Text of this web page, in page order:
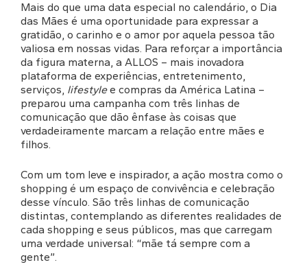
Mais do que uma data especial no calendário, o Dia
das Mães é uma oportunidade para expressar a
gratidão, o carinho e o amor por aquela pessoa tão
valiosa em nossas vidas. Para reforçar a importância
da figura materna, a ALLOS – mais inovadora
plataforma de experiências, entretenimento,
serviços, lifestylee compras da América Latina –
preparou uma campanha com três linhas de
comunicação que dão ênfase às coisas que
verdadeiramente marcam a relação entre mães e
filhos.
Com um tom leve e inspirador, a ação mostra como o
shopping é um espaço de convivência e celebração
desse vínculo. São três linhas de comunicação
distintas, contemplando as diferentes realidades de
cada shopping e seus públicos, mas que carregam
uma verdade universal: “mãe tá sempre com a
gente”.